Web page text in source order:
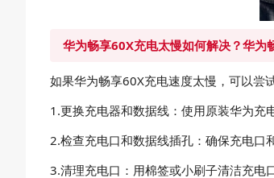
华为畅享60X充电太慢如何解决？华为
如果华为畅享60X充电速度太慢，可以尝
1.更换充电器和数据线：使用原装华为充
2.检查充电口和数据线插孔：确保充电口
3.清理充电口：用棉签或小刷子清洁充电